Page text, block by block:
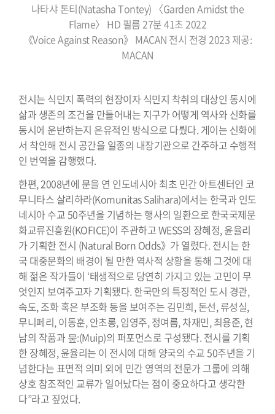
나타샤 톤티(Natasha Tontey) 〈Garden Amidst the
Flame〉 HD 필름 27분 41초 2022
《Voice Against Reason》 MACAN 전시 전경 2023 제공:
MACAN
전시는 식민지 폭력의 현장이자 식민지 착취의 대상인 동시에
삶과 생존의 조건을 만들어내는 지구가 어떻게 역사와 신화를
동시에 운반하는지 은유적인 방식으로 다뤘다. 게이는 신화에
서 착안해 전시 공간을 일종의 내장기관으로 간주하고 수행적
인 번역을 감행했다.
한편, 2008년에 문을 연 인도네시아 최초 민간 아트센터인 코
무니타스 살리하라(Komunitas Salihara)에서는 한국과 인도
네시아 수교 50주년을 기념하는 행사의 일환으로 한국국제문
화교류진흥원(KOFICE)이 주관하고 WESS의 장혜정, 윤율리
가 기획한 전시 (Natural Born Odds》가 열렸다. 전시는 한
국 대중문화의 배경이 될 만한 역사적 상황을 통해 그것에 대
해 젊은 작가들이 ‘태생적으로 당연히 가지고 있는 고민이 무
엇인지 보여주고자 기획됐다. 한국만의 특징적인 도시 경관,
속도, 조화 혹은 부조화 등을 보여주는 김민희, 돈선, 류성실,
무니페리, 이동훈, 안초롱, 임영주, 정여름, 차재민, 최용준, 현
남의 작품과 뭎:(Muip)의 퍼포먼스로 구성됐다. 전시를 기획
한 장혜정, 윤율리는 이 전시에 대해 양국의 수교 50주년을 기
념한다는 표면적 의미 외에 민간 영역의 전문가 그룹에 의해
상호 참조적인 교류가 일어났다는 점이 중요하다고 생각한
다”라고 짚었다.